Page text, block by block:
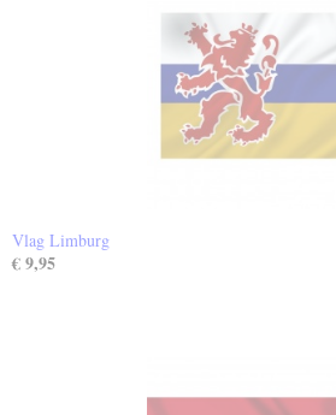
Vlag Limburg
€ 9,95